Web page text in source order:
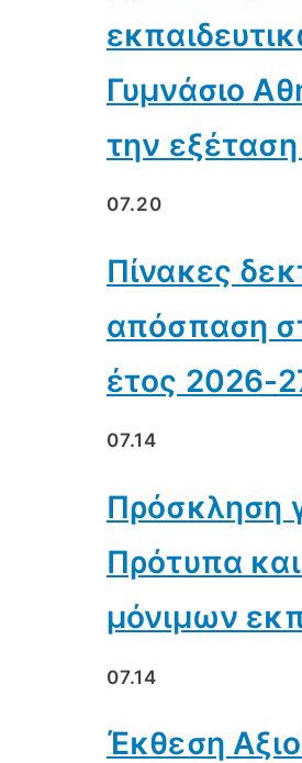
Γυμνάσιο
την
07.20
Πίνακες
απόσπαση
έτος 2026-
07.14
Πρόσκληση
Πρότυπα
μόνιμων
07.14
Έκθεση